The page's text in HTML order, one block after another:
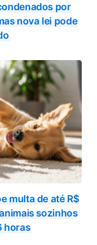
por
nova lei pode
multa de até R$
sozinhos
horas